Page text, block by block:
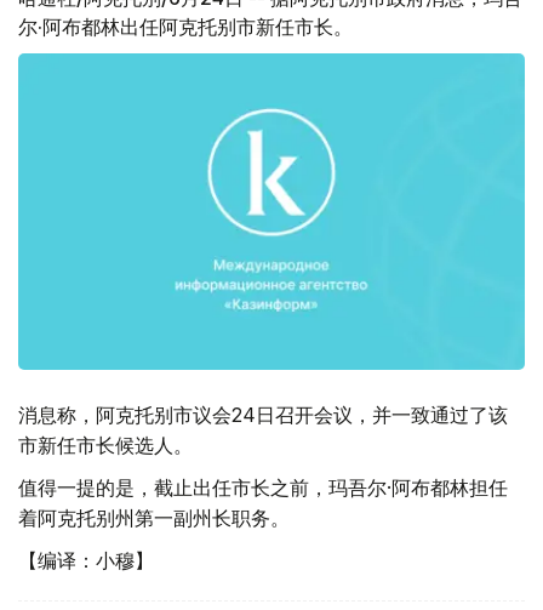
尔·阿布都林出任阿克托别市新任市长。
消息称，阿克托别市议会24日召开会议，并一致通过了该
市新任市长候选人。
值得一提的是，截止出任市长之前，玛吾尔·阿布都林担任
着阿克托别州第一副州长职务。
【编译：小穆】